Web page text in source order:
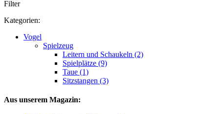
Filter
Kategorien:
Vogel
Spielzeug
Leitern und Schaukeln (2)
Spielplätze (9)
Taue (1)
Sitzstangen (3)
Aus unserem Magazin: